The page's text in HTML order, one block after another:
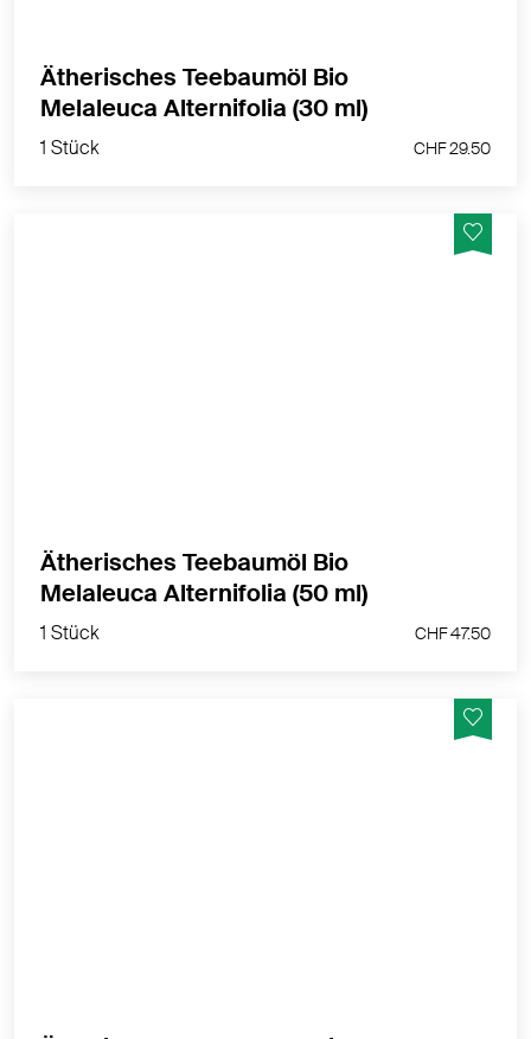
1 Stück
Ätherisches Teebaumöl Bio
Melaleuca Alternifolia (30 ml)
1 Stück CHF 29.50
1 Stück
Ätherisches Teebaumöl Bio
Melaleuca Alternifolia (50 ml)
1 Stück CHF 47.50